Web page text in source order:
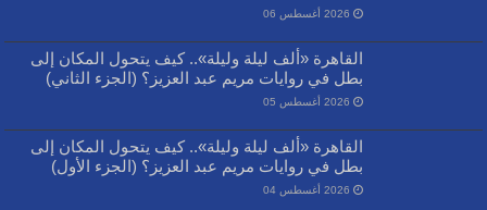
2026 أغسطس 06
القاهرة «ألف ليلة وليلة».. كيف يتحول المكان إلى
بطل في روايات مريم عبد العزيز؟ (الجزء الثاني)
2026 أغسطس 05
القاهرة «ألف ليلة وليلة».. كيف يتحول المكان إلى
بطل في روايات مريم عبد العزيز؟ (الجزء الأول)
2026 أغسطس 04